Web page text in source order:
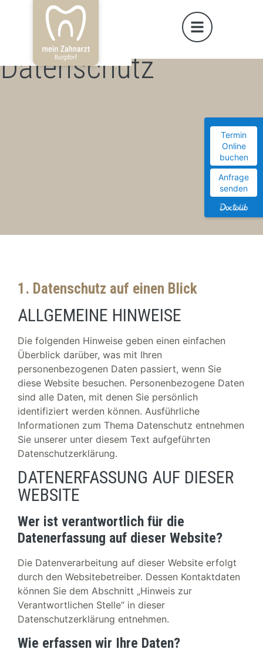
Termin
Online
buchen
Anfrage
senden
Datenschutz
1. Datenschutz auf einen Blick
ALLGEMEINE HINWEISE
Die folgenden Hinweise geben einen einfachen
Überblick darüber, was mit Ihren
personenbezogenen Daten passiert, wenn Sie
diese Website besuchen. Personenbezogene Daten
sind alle Daten, mit denen Sie persönlich
identifiziert werden können. Ausführliche
Informationen zum Thema Datenschutz entnehmen
Sie unserer unter diesem Text aufgeführten
Datenschutzerklärung.
DATENERFASSUNG AUF DIESER
WEBSITE
Wer ist verantwortlich für die
Datenerfassung auf dieser Website?
Die Datenverarbeitung auf dieser Website erfolgt
durch den Websitebetreiber. Dessen Kontaktdaten
können Sie dem Abschnitt „Hinweis zur
Verantwortlichen Stelle“ in dieser
Datenschutzerklärung entnehmen.
Wie erfassen wir Ihre Daten?